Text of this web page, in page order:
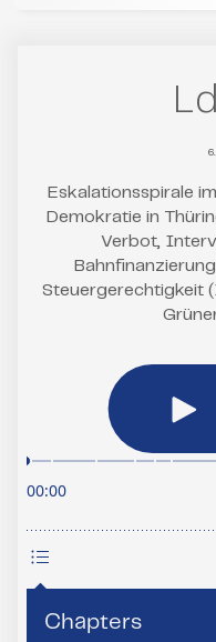
Eskalationsspirale
Demokratie in
Verbot,
Steuergerechtigkeit